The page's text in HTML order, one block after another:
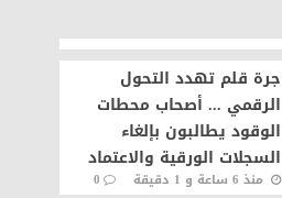
جرة قلم تهدد التحول
الرقمي ... أصحاب محطات
الوقود يطالبون بإلغاء
السجلات الورقية والاعتماد
على المنظومة الإلكترونية
منذ 6 ساعة و 1 دقيقة
0